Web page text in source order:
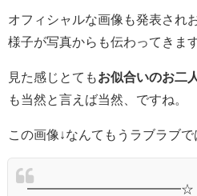
オフィシャルな画像も発表され
様子が写真からも伝わってきます
見た感じとてもお似合いのお二人
も当然と言えば当然、ですね。
この画像↓なんてもうラブラブで
━━━━━━━━━━━━☆